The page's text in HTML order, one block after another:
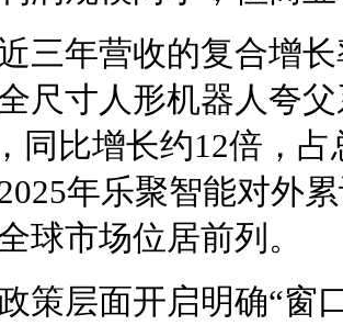
三年营收的复合增
尺寸人形机器人夸
同比增长约12倍，
年乐聚智能对外
球市场位居前列。
策层面开启明确“窗